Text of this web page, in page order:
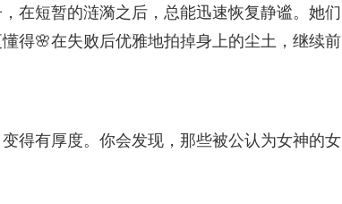
在短暂的涟漪之后，总能迅速恢复静谧。她们
得🌸在失败后优雅地拍掉身上的尘土，继续前
得有厚度。你会发现，那些被公认为女神的女